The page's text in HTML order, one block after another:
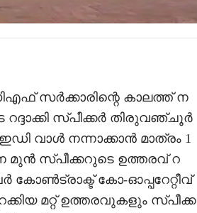
സർക്കാരിന്റെ കാലത്ത് ന
സ്പീക്കർ തിരുവഞ്ചൂർ
വാൾ നന്നാക്കാൻ മാത്രം 1
മുൻ സ്പീക്കറുടെ ഉത്തരവ് റ
കോൺട്രാക്ട് കോ-ഓപ്പറേറ്റീവ്
മറ്റ് ഉത്തരവുകളും സ്പീക്ക